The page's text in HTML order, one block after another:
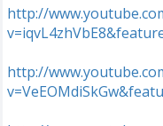
http://
http://